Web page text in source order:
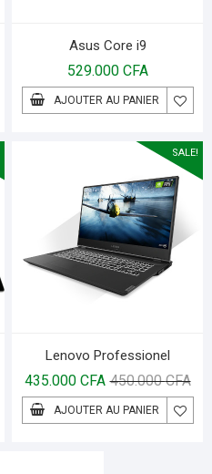
Asus Core i9
529.000 CFA
AJOUTER AU PANIER
SALE!
Lenovo Professionel
450.000CFA
435.000 CFA
AJOUTER AU PANIER